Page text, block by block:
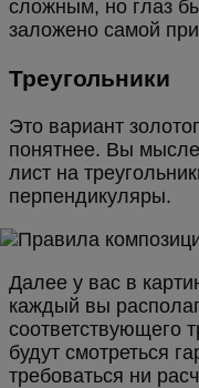
сложным, но глаз
заложено самой
Треугольники
Это вариант
понятнее. Вы
лист на
перпендикуляры.
Далее у вас в
каждый вы
соответствующего
будут смотреться
требоваться ни